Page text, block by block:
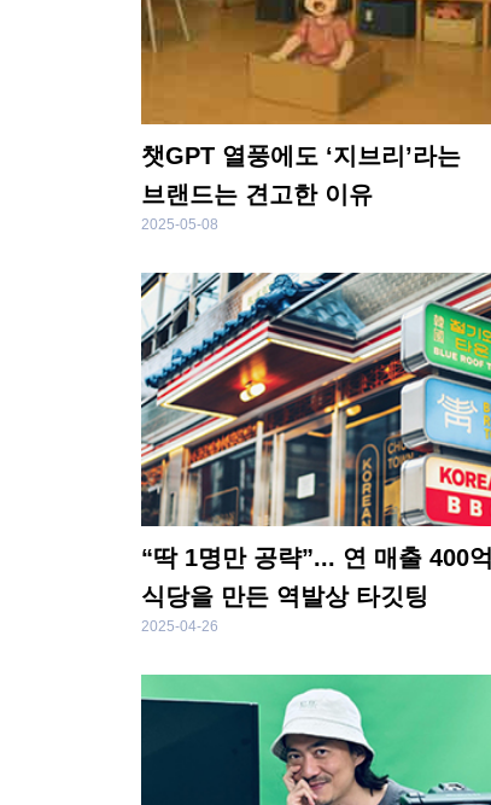
챗GPT 열풍에도 ‘지브리’라는
브랜드는 견고한 이유
2025-05-08
“딱 1명만 공략”... 연 매출 400억
식당을 만든 역발상 타깃팅
2025-04-26